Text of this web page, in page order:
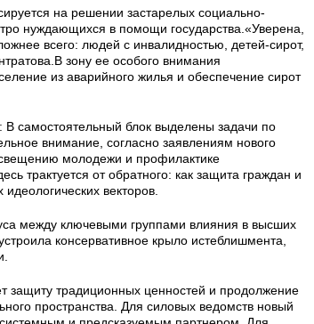
на решении застарелых социально-
нуждающихся в помощи государства.«Уверена,
всего: людей с инвалидностью, детей-сирот,
зону ее особого внимания
из аварийного жилья и обеспечение сирот
В самостоятельный блок выделены задачи по
внимание, согласно заявлениям нового
молодежи и профилактике
трактуется от обратного: как защита граждан и
векторов.
между ключевыми группами влияния в высших
консервативное крыло истеблишмента,
защиту традиционных ценностей и продолжение
пространства. Для силовых ведомств новый